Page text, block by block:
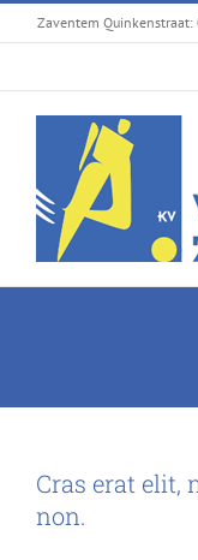
Passer
au
Zaventem
Cras erat elit,
non.